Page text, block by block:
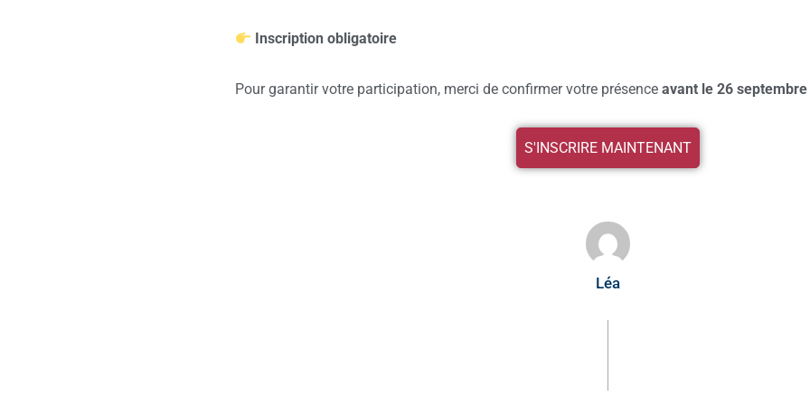
Inscription obligatoire
Pour garantir votre participation, merci de confirmer votre présence avant le 26
S'INSCRIRE MAINTENANT
Léa